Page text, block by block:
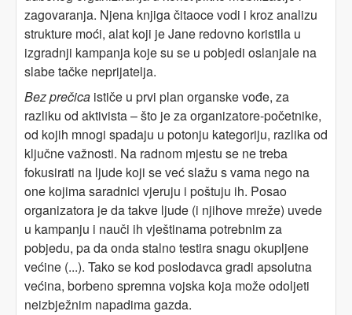
zagovaranja. Njena knjiga čitaoce vodi i kroz analizu
strukture moći, alat koji je Jane redovno koristila u
izgradnji kampanja koje su se u pobjedi oslanjale na
slabe tačke neprijatelja.
Bez prečica ističe u prvi plan organske vođe, za
razliku od aktivista – što je za organizatore-početnike,
od kojih mnogi spadaju u potonju kategoriju, razlika od
ključne važnosti. Na radnom mjestu se ne treba
fokusirati na ljude koji se već slažu s vama nego na
one kojima saradnici vjeruju i poštuju ih. Posao
organizatora je da takve ljude (i njihove mreže) uvede
u kampanju i nauči ih vještinama potrebnim za
pobjedu, pa da onda stalno testira snagu okupljene
većine (...). Tako se kod poslodavca gradi apsolutna
većina, borbeno spremna vojska koja može odoljeti
neizbježnim napadima gazda.